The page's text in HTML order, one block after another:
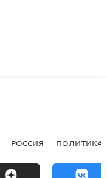
РОССИЯ ПОЛИТИКА